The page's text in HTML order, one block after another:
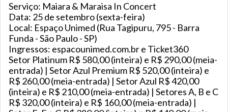
Serviço: Maiara & Maraisa In Concert
Data: 25 de setembro (sexta-feira)
Local: Espaço Unimed (Rua Tagipuru, 795 - Barra
Funda - São Paulo - SP)
Ingressos: espacounimed.com.br e Ticket360
Setor Platinum R$ 580,00 (inteira) e R$ 290,00 (meia-
entrada) | Setor Azul Premium R$ 520,00 (inteira) e
R$ 260,00 (meia-entrada) | Setor Azul R$ 420,00
(inteira) e R$ 210,00 (meia-entrada) | Setores A, B e C
R$ 320,00 (inteira) e R$ 160,00 (meia-entrada) |